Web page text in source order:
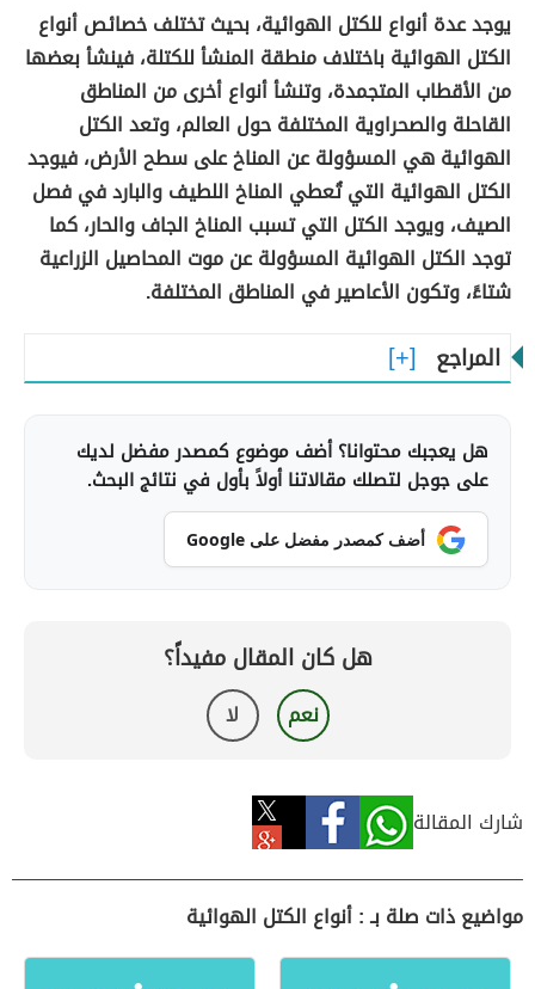
يوجد عدة أنواع للكتل الهوائية، بحيث تختلف خصائص أنواع
الكتل الهوائية باختلاف منطقة المنشأ للكتلة، فينشأ بعضها
من الأقطاب المتجمدة، وتنشأ أنواع أخرى من المناطق
القاحلة والصحراوية المختلفة حول العالم، وتعد الكتل
الهوائية هي المسؤولة عن المناخ على سطح الأرض، فيوجد
الكتل الهوائية التي تُعطي المناخ اللطيف والبارد في فصل
الصيف، ويوجد الكتل التي تسبب المناخ الجاف والحار، كما
توجد الكتل الهوائية المسؤولة عن موت المحاصيل الزراعية
شتاءً، وتكون الأعاصير في المناطق المختلفة.
المراجع
هل يعجبك محتوانا؟ أضف موضوع كمصدر مفضل لديك
على جوجل لتصلك مقالاتنا أولاً بأول في نتائج البحث.
أضف كمصدر مفضل على Google
هل كان المقال مفيداً؟
نعم لا
شارك المقالة
مواضيع ذات صلة بـ : أنواع الكتل الهوائية